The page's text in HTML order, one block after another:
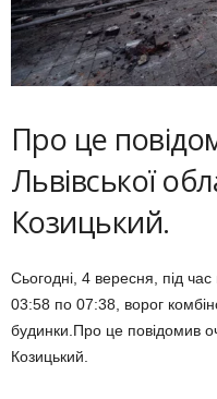
Про це
Львівської
Козицький.
Сьогодні, 4 вересня, під час
03:58 по 07:38, ворог
будинки.Про це повідомив
Козицький.